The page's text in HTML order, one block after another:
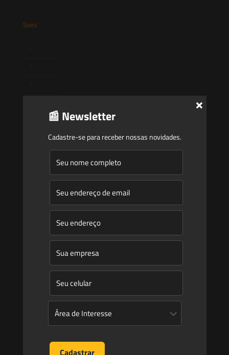
Saes
Newsletter
Publicações
Artigos
Novidades Legislativas
Informativos
Contato
Mudanças climáticas, risco operacional e a relevância do
Plano Clima 2026 para as hidrelétricas
A inclusão de imóvel em inventário de patrimônio cultural
propriedade:
📰 Newsletter
Cadastre-se para receber nossas novidades.
×